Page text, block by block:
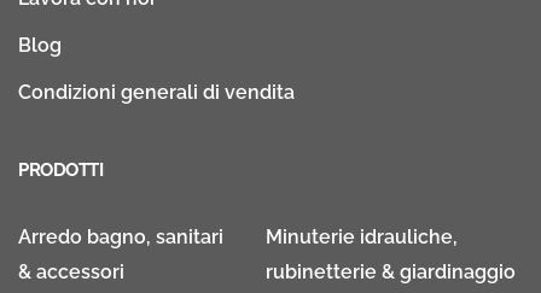
Blog
Condizioni generali di vendita
PRODOTTI
Arredo bagno, sanitari
& accessori
Minuterie idrauliche,
rubinetterie & giardinaggio